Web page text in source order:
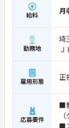
給料 月
勤務地
埼
雇用形態 正
応募要件
■